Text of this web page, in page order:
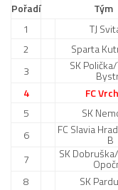
Pořadí Tým
1
TJ
2
Sparta
3
SK
4
FC
5
SK
6
FC Slavia
B
7
SK
8
SK